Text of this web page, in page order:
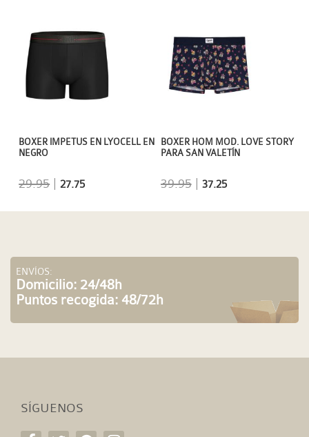
BOXER HOM MOD. LOVE STORY
PARA SAN VALETÍN
39.95| 37.25
BOXER IMPETUS EN LYOCELL EN
NEGRO
29.95 |27.75
ENVÍOS:
Domicilio: 24/48h
Puntos recogida: 48/72h
SÍGUENOS